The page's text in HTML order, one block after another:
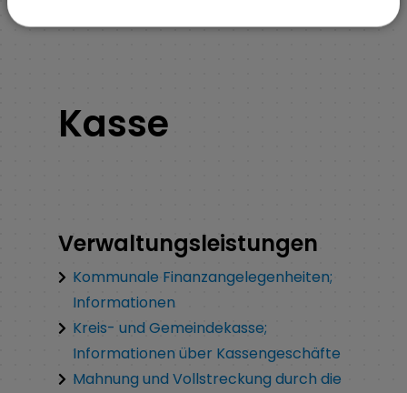
Kasse
Verwaltungsleistungen
Kommunale Finanzangelegenheiten;
Informationen
Kreis- und Gemeindekasse;
Informationen über Kassengeschäfte
Mahnung und Vollstreckung durch die